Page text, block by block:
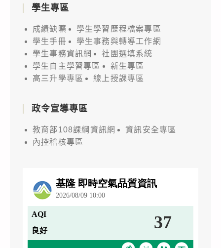
學生專區
成績缺曠
學生學習歷程檔案專區
學生手冊
學生事務與轉導工作網
學生事務資訊網
社團選填系統
學生自主學習專區
新生專區
高三升學專區
線上授課專區
政令宣導專區
教育部108課綱資訊網
資訊安全專區
內控稽核專區